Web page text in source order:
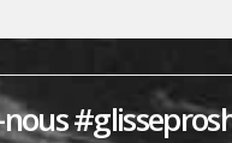
nous